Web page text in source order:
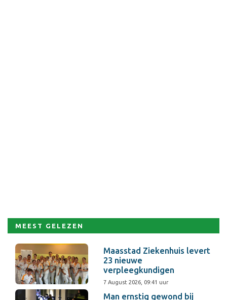
MEEST GELEZEN
Maasstad Ziekenhuis levert
23 nieuwe
verpleegkundigen
7 August 2026, 09:41 uur
Man ernstig gewond bij